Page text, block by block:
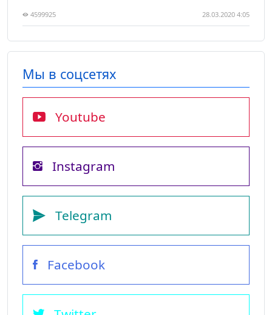
4599925 28.03.2020 4:05
Мы в соцсетях
Youtube
Instagram
Telegram
Facebook